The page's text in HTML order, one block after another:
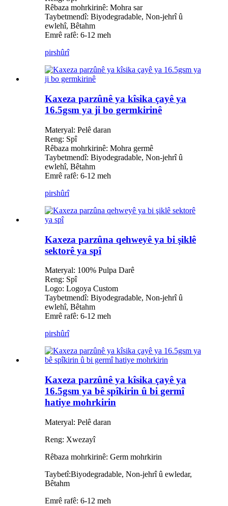
Rêbaza mohrkirinê: Mohra sar
Taybetmendî: Biyodegradable, Non-jehrî û
ewlehî, Bêtahm
Emrê rafê: 6-12 meh
pirshûrî
Kaxeza parzûnê ya kîsika çayê ya
16.5gsm ya ji bo germkirinê
Materyal: Pelê daran
Reng: Spî
Rêbaza mohrkirinê: Mohra germê
Taybetmendî: Biyodegradable, Non-jehrî û
ewlehî, Bêtahm
Emrê rafê: 6-12 meh
pirshûrî
Kaxeza parzûna qehweyê ya bi şiklê
sektorê ya spî
Materyal: 100% Pulpa Darê
Reng: Spî
Logo: Logoya Custom
Taybetmendî: Biyodegradable, Non-jehrî û
ewlehî, Bêtahm
Emrê rafê: 6-12 meh
pirshûrî
Kaxeza parzûnê ya kîsika çayê ya
16.5gsm ya bê spîkirin û bi germî
hatiye mohrkirin
Materyal: Pelê daran
Reng: Xwezayî
Rêbaza mohrkirinê: Germ mohrkirin
Taybetî:Biyodegradable, Non-jehrî û ewledar,
Bêtahm
Emrê rafê: 6-12 meh